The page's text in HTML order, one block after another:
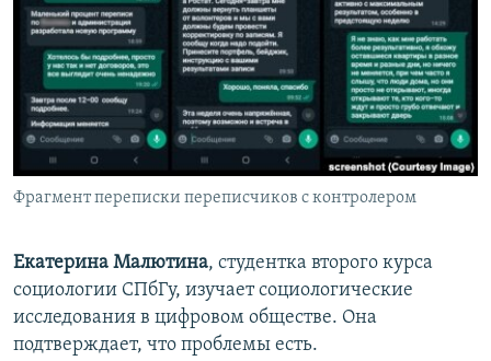
Фрагмент переписки переписчиков с контролером
Екатерина Малютина, студентка второго курса
социологии СПбГу, изучает социологические
исследования в цифровом обществе. Она
подтверждает, что проблемы есть.